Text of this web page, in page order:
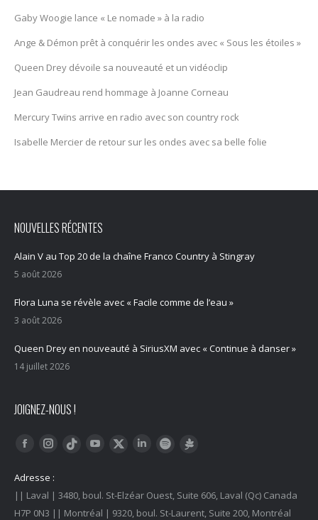
Gaby Woogie lance « Le nomade » à la radio
Ange & Démon prêt à conquérir les ondes avec « Sous les étoiles »
Queen Drey dévoile sa nouveauté et un vidéoclip
Jean Gaudreau rend hommage à Joanne Corneau
Mercury Twïns arrive en radio avec son country rock
Isabelle Mercier de retour sur les ondes avec sa belle folie
NOUVELLES RÉCENTES
Alain V au Top 20 de la chaîne Franco Country à Stingray
5 août 2026
Flora Luna se révèle avec « Facile comme de l’eau »
3 août 2026
Queen Drey en nouveauté à SiriusXM avec « Continue à danser »
14 juillet 2026
JOIGNEZ-NOUS !
Trouvez nous sur :
FacebookInstagram
Tiktok YouTubeTwitter LinkedInSpotify
Adresse :
|| Laval | 3480, boul. St-Elzéar Ouest, Suite 606, Laval (Qc) Canada
H7P 0N3 || Montréal | 9320, boul. St-Laurent, Suite 200, Montréal